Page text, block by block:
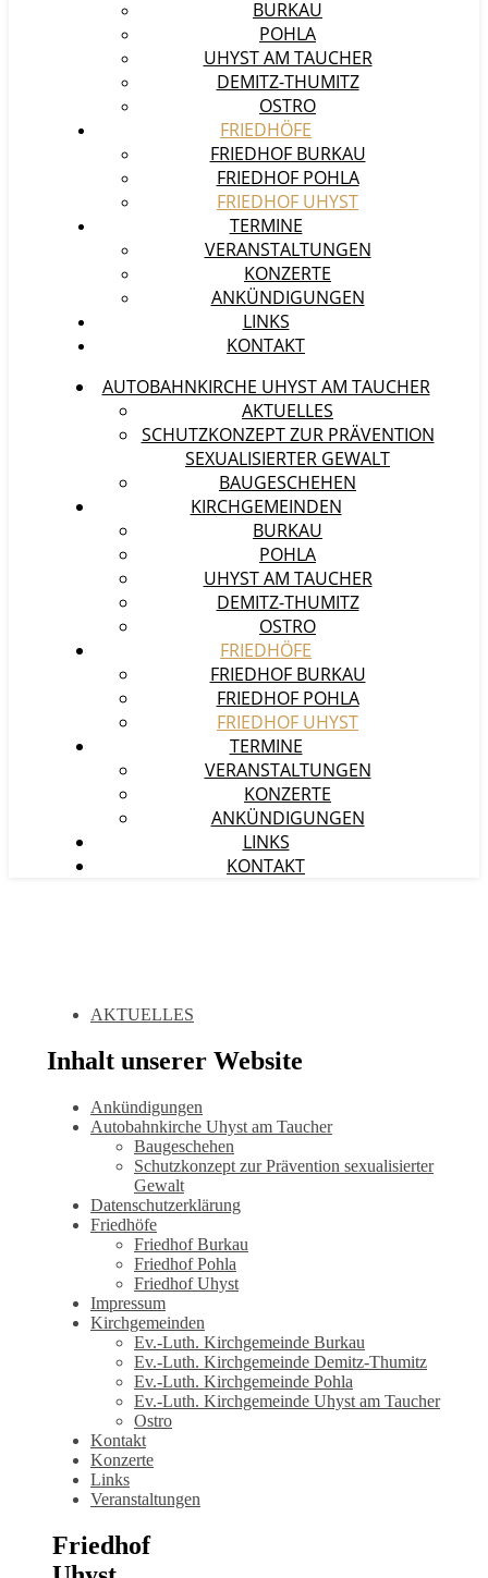
BURKAU
POHLA
UHYST AM TAUCHER
DEMITZ-THUMITZ
OSTRO
FRIEDHÖFE
FRIEDHOF BURKAU
FRIEDHOF POHLA
FRIEDHOF UHYST
TERMINE
VERANSTALTUNGEN
KONZERTE
ANKÜNDIGUNGEN
LINKS
KONTAKT
AUTOBAHNKIRCHE UHYST AM TAUCHER
AKTUELLES
SCHUTZKONZEPT ZUR PRÄVENTION
SEXUALISIERTER GEWALT
BAUGESCHEHEN
KIRCHGEMEINDEN
BURKAU
POHLA
UHYST AM TAUCHER
DEMITZ-THUMITZ
OSTRO
FRIEDHÖFE
FRIEDHOF BURKAU
FRIEDHOF POHLA
FRIEDHOF UHYST
TERMINE
VERANSTALTUNGEN
KONZERTE
ANKÜNDIGUNGEN
LINKS
KONTAKT
AKTUELLES
Inhalt unserer Website
Ankündigungen
Autobahnkirche Uhyst am Taucher
Baugeschehen
Schutzkonzept zur Prävention sexualisierter
Gewalt
Datenschutzerklärung
Friedhöfe
Friedhof Burkau
Friedhof Pohla
Friedhof Uhyst
Impressum
Kirchgemeinden
Ev.-Luth. Kirchgemeinde Burkau
Ev.-Luth. Kirchgemeinde Demitz-Thumitz
Ev.-Luth. Kirchgemeinde Pohla
Ev.-Luth. Kirchgemeinde Uhyst am Taucher
Ostro
Kontakt
Konzerte
Links
Veranstaltungen
Friedhof